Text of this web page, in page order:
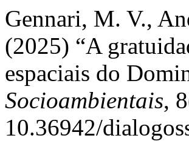
Gennari, M. V.,
(2025) “A
espaciais do
Socioambientais,
10.36942/